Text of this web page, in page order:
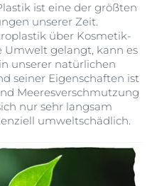
ist eine der größten
unserer Zeit.
über Kosmetik-
Umwelt gelangt, kann es
unserer natürlichen
seiner Eigenschaften ist
Meeresverschmutzung
nur sehr langsam
umweltschädlich.